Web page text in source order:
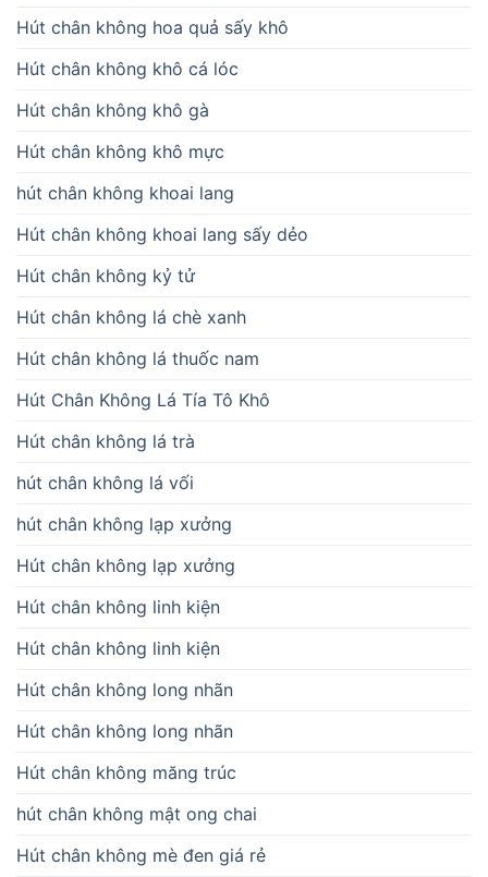
Hút chân không hoa quả sấy khô
Hút chân không khô cá lóc
Hút chân không khô gà
Hút chân không khô mực
hút chân không khoai lang
Hút chân không khoai lang sấy dẻo
Hút chân không kỷ tử
Hút chân không lá chè xanh
Hút chân không lá thuốc nam
Hút Chân Không Lá Tía Tô Khô
Hút chân không lá trà
hút chân không lá vối
hút chân không lạp xưởng
Hút chân không lạp xưởng
Hút chân không linh kiện
Hút chân không linh kiện
Hút chân không long nhãn
Hút chân không long nhãn
Hút chân không măng trúc
hút chân không mật ong chai
Hút chân không mè đen giá rẻ